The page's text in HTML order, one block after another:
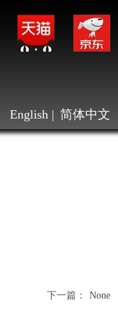
English | 简体中文
下一篇： None